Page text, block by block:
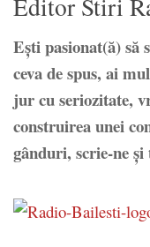
Editor Stiri
Eşti pasionat(ă) să
ceva de spus, ai
jur cu seriozitate,
construirea unei
gânduri, scrie-ne